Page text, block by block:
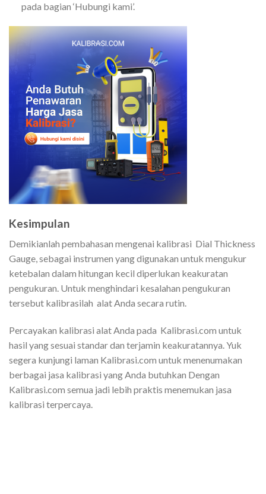
pada bagian ‘Hubungi kami’.
Kesimpulan
Demikianlah pembahasan mengenai kalibrasi Dial Thickness
Gauge, sebagai instrumen yang digunakan untuk mengukur
ketebalan dalam hitungan kecil diperlukan keakuratan
pengukuran. Untuk menghindari kesalahan pengukuran
tersebut kalibrasilah alat Anda secara rutin.
Percayakan kalibrasi alat Anda pada Kalibrasi.com untuk
hasil yang sesuai standar dan terjamin keakuratannya. Yuk
segera kunjungi laman Kalibrasi.com untuk menenumakan
berbagai jasa kalibrasi yang Anda butuhkan Dengan
Kalibrasi.com semua jadi lebih praktis menemukan jasa
kalibrasi terpercaya.